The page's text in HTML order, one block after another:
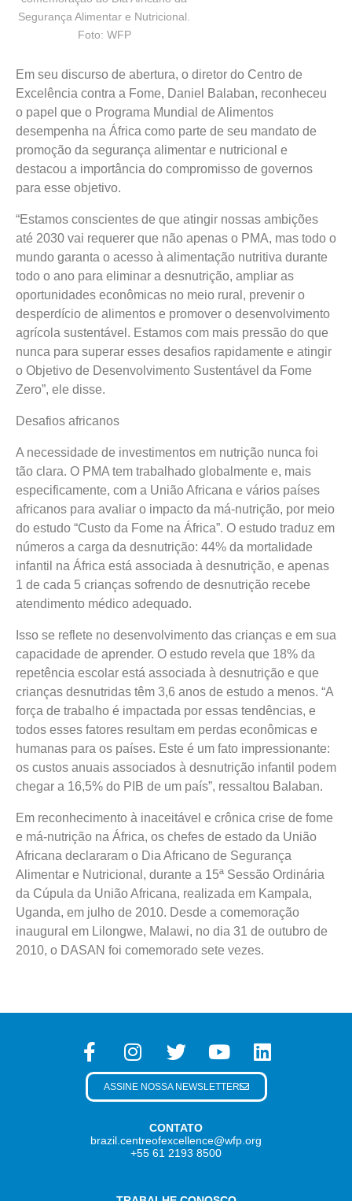
Segurança Alimentar e Nutricional.
Foto: WFP
Em seu discurso de abertura, o diretor do Centro de
Excelência contra a Fome, Daniel Balaban, reconheceu
o papel que o Programa Mundial de Alimentos
desempenha na África como parte de seu mandato de
promoção da segurança alimentar e nutricional e
destacou a importância do compromisso de governos
para esse objetivo.
“Estamos conscientes de que atingir nossas ambições
até 2030 vai requerer que não apenas o PMA, mas todo o
mundo garanta o acesso à alimentação nutritiva durante
todo o ano para eliminar a desnutrição, ampliar as
oportunidades econômicas no meio rural, prevenir o
desperdício de alimentos e promover o desenvolvimento
agrícola sustentável. Estamos com mais pressão do que
nunca para superar esses desafios rapidamente e atingir
o Objetivo de Desenvolvimento Sustentável da Fome
Zero”, ele disse.
Desafios africanos
A necessidade de investimentos em nutrição nunca foi
tão clara. O PMA tem trabalhado globalmente e, mais
especificamente, com a União Africana e vários países
africanos para avaliar o impacto da má-nutrição, por meio
do estudo “Custo da Fome na África”. O estudo traduz em
números a carga da desnutrição: 44% da mortalidade
infantil na África está associada à desnutrição, e apenas
1 de cada 5 crianças sofrendo de desnutrição recebe
atendimento médico adequado.
Isso se reflete no desenvolvimento das crianças e em sua
capacidade de aprender. O estudo revela que 18% da
repetência escolar está associada à desnutrição e que
crianças desnutridas têm 3,6 anos de estudo a menos. “A
força de trabalho é impactada por essas tendências, e
todos esses fatores resultam em perdas econômicas e
humanas para os países. Este é um fato impressionante:
os custos anuais associados à desnutrição infantil podem
chegar a 16,5% do PIB de um país”, ressaltou Balaban.
Em reconhecimento à inaceitável e crônica crise de fome
e má-nutrição na África, os chefes de estado da União
Africana declararam o Dia Africano de Segurança
Alimentar e Nutricional, durante a 15ª Sessão Ordinária
da Cúpula da União Africana, realizada em Kampala,
Uganda, em julho de 2010. Desde a comemoração
inaugural em Lilongwe, Malawi, no dia 31 de outubro de
2010, o DASAN foi comemorado sete vezes.
CONTATO
brazil.centreofexcellence@wfp.org
+55 61 2193 8500
ASSINE NOSSA NEWSLETTER